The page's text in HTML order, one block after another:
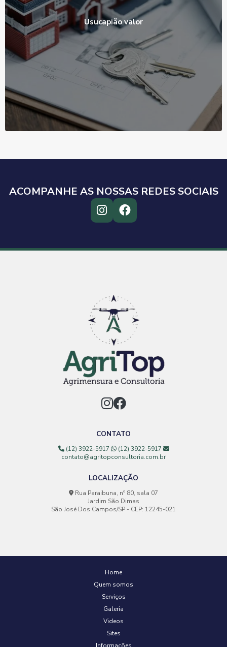
Usucapião valor
Ver Produto
ACOMPANHE AS NOSSAS REDES SOCIAIS
CONTATO
(12) 3922-5917
(12) 3922-5917
contato@agritopconsultoria.com.br
LOCALIZAÇÃO
Rua Paraibuna, nº 80, sala 07
Jardim São Dimas
São José Dos Campos/SP - CEP: 12245-021
Home
Quem somos
Serviços
Galeria
Videos
Sites